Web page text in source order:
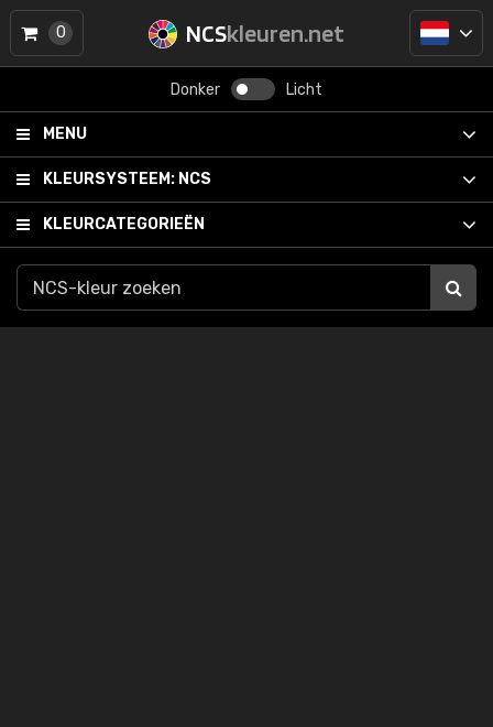
NCSkleuren.net
Donker Licht
MENU
KLEURSYSTEEM: NCS
KLEURCATEGORIEËN
0